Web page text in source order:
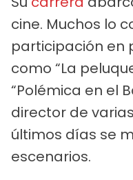
cine. Muchos lo
participación en
como “La
“Polémica en el
director de
últimos días se
escenarios.